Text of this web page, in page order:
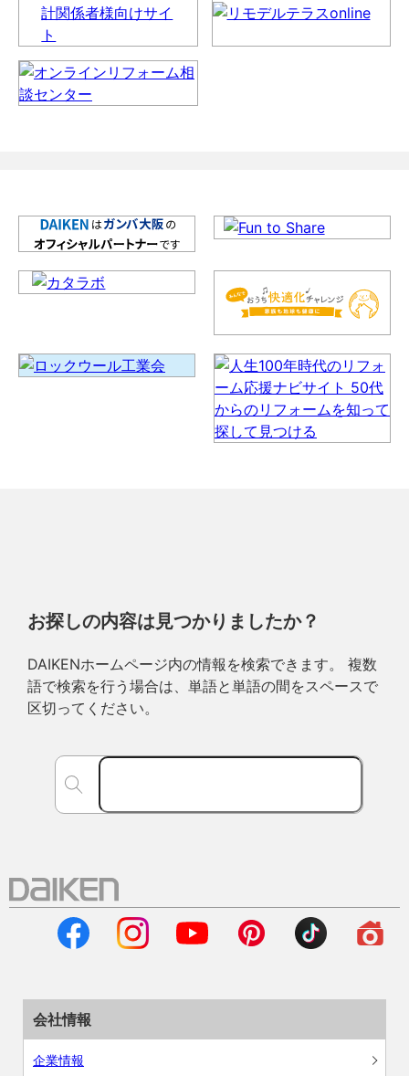
お探しの内容は見つかりましたか？
DAIKENホームページ内の情報を検索できます。 複数
語で検索を行う場合は、単語と単語の間をスペースで
区切ってください。
会社情報
企業情報